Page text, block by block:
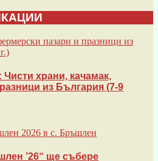
храни, качамак,
из България (7-9
’26“ ще събере